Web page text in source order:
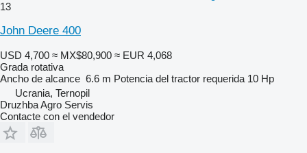
13
John Deere 400
USD 4,700 ≈ MX$80,900 ≈ EUR 4,068
Grada rotativa
Ancho de alcance 6.6 m Potencia del tractor requerida 10 Hp
Ucrania, Ternopil
Druzhba Agro Servis
Contacte con el vendedor